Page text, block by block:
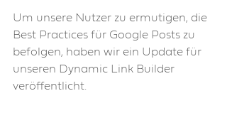
Um unsere Nutzer zu ermutigen, die
Best Practices für Google Posts zu
befolgen, haben wir ein Update für
unseren Dynamic Link Builder
veröffentlicht.